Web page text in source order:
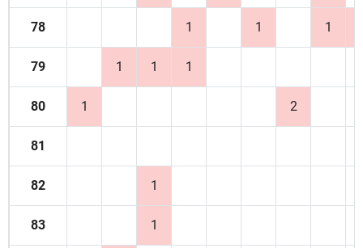
78 1 1 1
79 1 1 1
80 1 2
81
82 1
83 1